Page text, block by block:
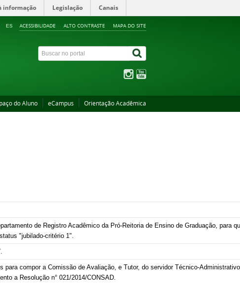
informação Legislação Canais
ACESSIBILIDADE ALTO CONTRASTE MAPA DO SITE
ES
do Aluno eCampus Orientação Acadêmica
de Registro Acadêmico da Pró-Reitoria de Ensino de Graduação, para
"jubilado-critério 1".
para compor a Comissão de Avaliação, e Tutor, do servidor Técnico-Administrativo
a Resolução n° 021/2014/CONSAD.